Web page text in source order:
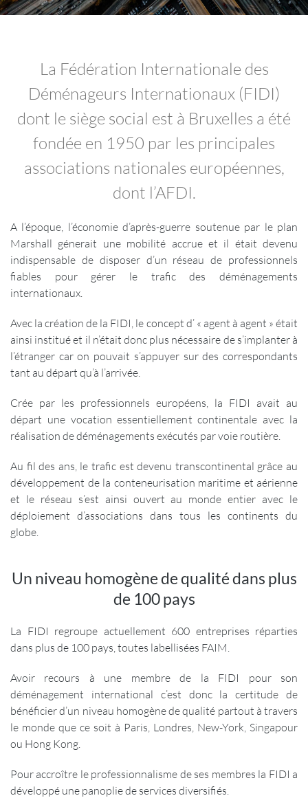
La Fédération Internationale des
Déménageurs Internationaux (FIDI)
dont le siège social est à Bruxelles a été
fondée en 1950 par les principales
associations nationales européennes,
dont l’AFDI.
A l’époque, l’économie d’après-guerre soutenue par le plan
Marshall génerait une mobilité accrue et il était devenu
indispensable de disposer d’un réseau de professionnels
fiables pour gérer le trafic des déménagements
internationaux.
Avec la création de la FIDI, le concept d’ « agent à agent » était
ainsi institué et il n’était donc plus nécessaire de s’implanter à
l’étranger car on pouvait s’appuyer sur des correspondants
tant au départ qu’à l’arrivée.
Crée par les professionnels européens, la FIDI avait au
départ une vocation essentiellement continentale avec la
réalisation de déménagements exécutés par voie routière.
Au fil des ans, le trafic est devenu transcontinental grâce au
développement de la conteneurisation maritime et aérienne
et le réseau s’est ainsi ouvert au monde entier avec le
déploiement d’associations dans tous les continents du
globe.
Un niveau homogène de qualité dans plus
de 100 pays
La FIDI regroupe actuellement 600 entreprises réparties
dans plus de 100 pays, toutes labellisées FAIM.
Avoir recours à une membre de la FIDI pour son
déménagement international c’est donc la certitude de
bénéficier d’un niveau homogène de qualité partout à travers
le monde que ce soit à Paris, Londres, New-York, Singapour
ou Hong Kong.
Pour accroître le professionnalisme de ses membres la FIDI a
développé une panoplie de services diversifiés.